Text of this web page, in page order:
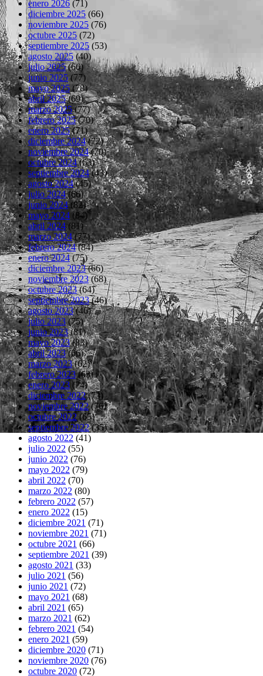
enero 2026 (71)
diciembre 2025 (66)
noviembre 2025 (76)
octubre 2025 (72)
septiembre 2025 (53)
agosto 2025(40)
julio 2025(66)
junio 2025(77)
mayo 2025(78)
abril 2025(69)
marzo 2025(77)
febrero 2025(70)
enero 2025(71)
diciembre 2024(72)
noviembre 2024(70)
octubre 2024(63)
septiembre 2024(43)
agosto 2024(45)
julio 2024(66)
junio 2024(82)
mayo 2024 (84)
abril 2024(81)
marzo 2024(77)
febrero 2024(84)
enero 2024(75)
diciembre 2023(66)
noviembre 2023(68)
octubre 2023(64)
septiembre 2023(46)
agosto 2023(46)
julio 2023(75)
junio 2023(81)
mayo 2023(83)
abril 2023(66)
marzo 2023(62)
febrero 2023(63)
enero 2023 (74)
diciembre 2022(73)
noviembre 2022(76)
octubre 2022(65)
septiembre 2022(35)
agosto 2022 (41)
julio 2022 (55)
junio 2022 (76)
mayo 2022 (79)
abril 2022 (70)
marzo 2022 (80)
febrero 2022 (57)
enero 2022 (15)
diciembre 2021 (71)
noviembre 2021 (71)
octubre 2021 (66)
septiembre 2021 (39)
agosto 2021 (33)
julio 2021 (56)
junio 2021 (72)
mayo 2021 (68)
abril 2021 (65)
marzo 2021 (62)
febrero 2021 (54)
enero 2021 (59)
diciembre 2020 (71)
noviembre 2020 (76)
octubre 2020 (72)